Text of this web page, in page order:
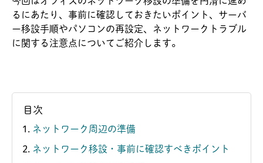
るにあたり、事前に確認しておきたいポイント、サーバ
ー移設手順やパソコンの再設定、ネットワークトラブル
に関する注意点についてご紹介します。
目次
ネットワーク周辺の準備
ネットワーク移設・事前に確認すべきポイント